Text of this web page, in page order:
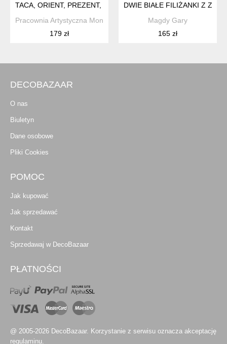
TACA, ORIENT, PREZENT, ORYGINALNA DEKORACJA NA STÓŁ
Pracownia Artystyczna Monique Art
179 zł
DWIE BIAŁE FILIŻANKI Z
Magdy Gary
165 zł
DECOBAZAAR
O nas
Biuletyn
Dane osobowe
Pliki Cookies
POMOC
Jak kupować
Jak sprzedawać
Kontakt
Sprzedawaj w DecoBazaar
PŁATNOŚCI
@ 2005-2026 DecoBazaar. Korzystanie z serwisu oznacza akceptację
regulaminu.